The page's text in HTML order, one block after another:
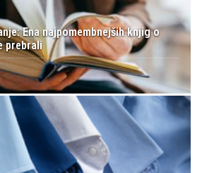
Ena najpomembnejših knjig o
prebrali